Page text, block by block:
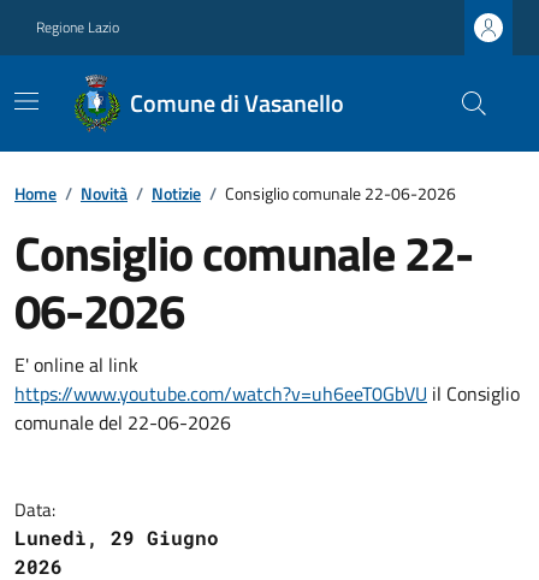
Regione Lazio
Comune di Vasanello
Home / Novità / Notizie / Consiglio comunale 22-06-2026
Consiglio comunale 22-
06-2026
E' online al link
https://www.youtube.com/watch?v=uh6eeT0GbVU il Consiglio
comunale del 22-06-2026
Data:
Lunedì, 29 Giugno
2026